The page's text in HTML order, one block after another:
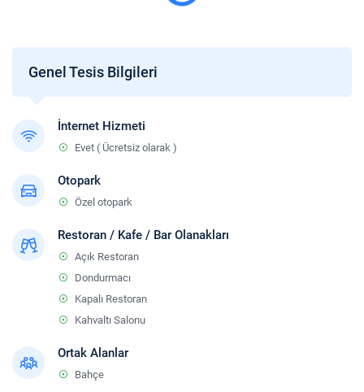
Genel Tesis Bilgileri
İnternet Hizmeti
Evet ( Ücretsiz olarak )
Otopark
Özel otopark
Restoran / Kafe / Bar Olanakları
Açık Restoran
Dondurmacı
Kapalı Restoran
Kahvaltı Salonu
Ortak Alanlar
Bahçe